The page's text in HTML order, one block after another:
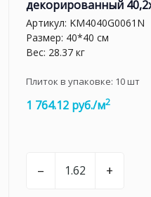
декорированный
Артикул: KM4040G0061N
Размер: 40*40 см
Вес: 28.37 кг
Плиток в упаковке: 10шт
1 764.12 руб./м2
– +